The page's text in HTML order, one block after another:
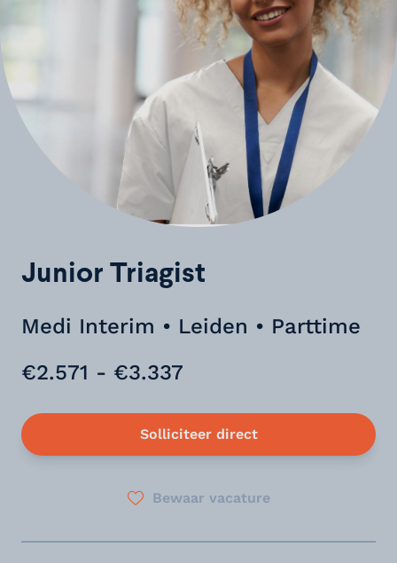
Junior Triagist
Medi Interim • Leiden • Parttime
€2.571 - €3.337
Solliciteer direct
Bewaar vacature